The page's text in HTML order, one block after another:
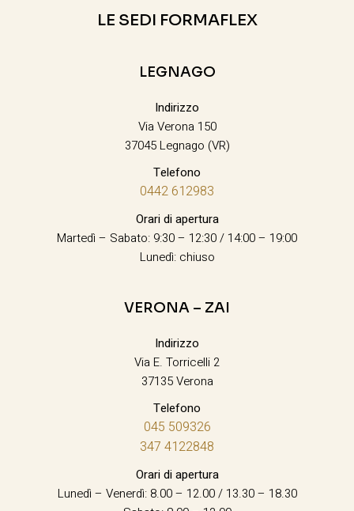
LE SEDI FORMAFLEX
LEGNAGO
Indirizzo
Via Verona 150
37045 Legnago (VR)
Telefono
0442 612983
Orari di apertura
Martedì – Sabato: 9:30 – 12:30 / 14:00 – 19:00
Lunedì: chiuso
VERONA – ZAI
Indirizzo
Via E. Torricelli 2
37135 Verona
Telefono
045 509326
347 4122848
Orari di apertura
Lunedì – Venerdì: 8.00 – 12.00 / 13.30 – 18.30